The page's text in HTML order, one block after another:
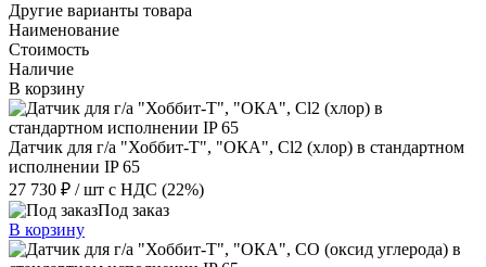
Другие варианты товара
Наименование
Стоимость
Наличие
В корзину
Датчик для г/а "Хоббит-Т", "ОКА", Cl2 (хлор) в стандартном
исполнении IP 65
27 730 ₽ / шт с НДС (22%)
Под заказ
В корзину